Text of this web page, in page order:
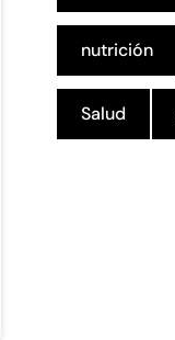
nutrición
Salud